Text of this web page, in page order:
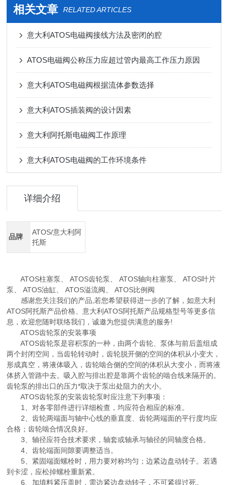
相关文章 RELATED ARTICLES
意大利ATOS电磁阀接线方法及密闭的腔
ATOS电磁阀公称压力应超过管内最高工作压力原因
意大利ATOS电磁阀根据流体参数选择
意大利ATOS插装阀的设计因素
意大利阿托斯电磁阀工作原理
意大利ATOS电磁阀的工作环境条件
详细介绍
品牌
ATOS/意大利阿
托斯
ATOS柱塞泵、 ATOS齿轮泵、 ATOS轴向柱塞泵、 ATOS叶片
泵、 ATOS油缸、 ATOS溢流阀、 ATOS比例阀
感谢您关注我们的产品,若您希望获得进一步的了解，如意大利
ATOS阿托斯产品价格、意大利ATOS阿托斯产品规格型号等更多信
息，欢迎您随时联络我们，诚邀为您提供满意的服务!
ATOS齿轮泵的安装事项
ATOS齿轮泵是容积泵的一种，由两个齿轮、泵体与前后盖组成
两个封闭空间，当齿轮转动时，齿轮脱开侧的空间的体积从小变大，
形成真空，将液体吸入，齿轮啮合侧的空间的体积从大变小，而将液
体挤入管路中去。吸入腔与排出腔是靠两个齿轮的啮合线来隔开的。
齿轮泵的排出口的压力*取决于泵出处阻力的大小。
ATOS齿轮泵的安装齿轮泵时应注意下列事项：
1、对各零部件进行详细检查，均应符合相应的标准。
2、齿轮两端面与轴中心线的垂直度、齿轮两端面的平行度均应
合格；齿轮啮合情况良好。
3、轴径应符合技术要求，轴套或轴承与轴径的同轴度合格。
4、齿轮端面间隙要调整适当。
5、紧固端面螺栓时，用力要对称均匀；边紧边盘动转子。若遇
到卡涩，应松掉螺栓重新紧。
6、加填料紧压盖时，需边紧边盘动转子，不可紧得过死。